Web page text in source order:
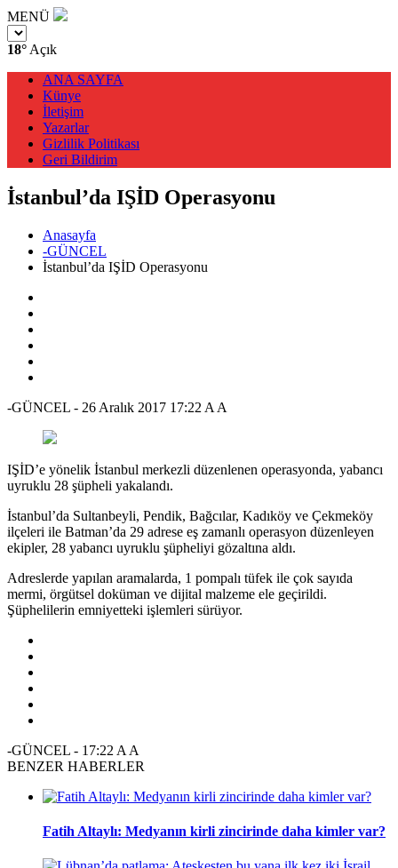
MENÜ
18° Açık
ANA SAYFA
Künye
İletişim
Yazarlar
Gizlilik Politikası
Geri Bildirim
İstanbul’da IŞİD Operasyonu
Anasayfa
-GÜNCEL
İstanbul’da IŞİD Operasyonu
-GÜNCEL - 26 Aralık 2017 17:22 A A
IŞİD’e yönelik İstanbul merkezli düzenlenen operasyonda, yabancı
uyruklu 28 şüpheli yakalandı.
İstanbul’da Sultanbeyli, Pendik, Bağcılar, Kadıköy ve Çekmeköy
ilçeleri ile Batman’da 29 adrese eş zamanlı operasyon düzenleyen
ekipler, 28 yabancı uyruklu şüpheliyi gözaltına aldı.
Adreslerde yapılan aramalarda, 1 pompalı tüfek ile çok sayıda
mermi, örgütsel doküman ve dijital malzeme ele geçirildi.
Şüphelilerin emniyetteki işlemleri sürüyor.
-GÜNCEL - 17:22 A A
BENZER HABERLER
Fatih Altaylı: Medyanın kirli zincirinde daha kimler var?